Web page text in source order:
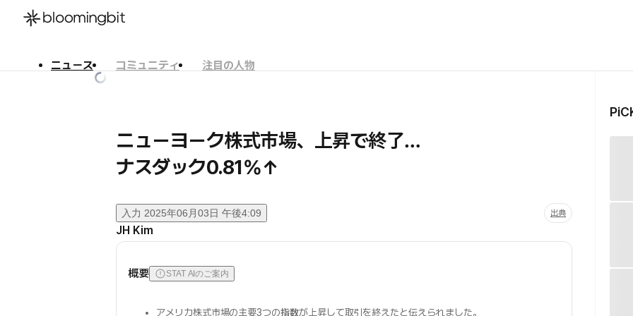
ニュース コミュニティ
注目の人物
ニューヨーク株式市場、上昇で終了…
ナスダック0.81%↑
入力 2025年06月03日 午後4:09 出典
JH Kim
概要 STAT AIのご案内
アメリカ株式市場の主要3つの指数が上昇して取引を終えたと伝えられました。